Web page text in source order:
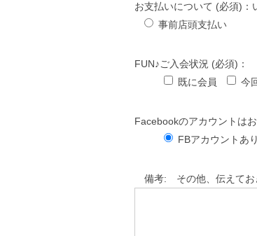
お支払いについて (必須)：
事前店頭支払い
FUN♪ご入会状況 (必須)：
既に会員
今
Facebookのアカウントは
FBアカウントあり
備考: その他、伝えてお